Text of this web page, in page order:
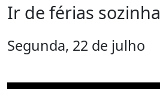
Ir de férias sozinha
Segunda, 22 de julho